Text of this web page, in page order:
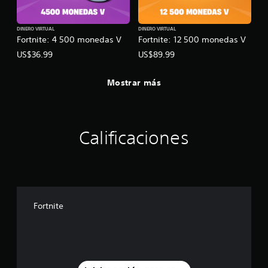
Fortnite: 4 500 monedas V
DINERO VIRTUAL
US$36.99
Fortnite: 12 500 monedas V
DINERO VIRTUAL
US$89.99
Mostrar más
Calificaciones
Fortnite